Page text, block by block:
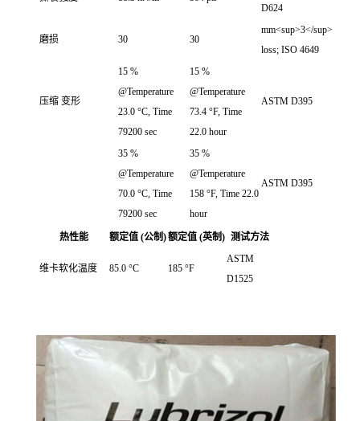
D624
磨损 30 30
mm<sup>3</sup>
loss; ISO 4649
压缩 变形
15 %
@Temperature
23.0 °C, Time
79200 sec
15 %
@Temperature
73.4 °F, Time
22.0 hour
ASTM D395
35 %
@Temperature
70.0 °C, Time
79200 sec
35 %
@Temperature
158 °F, Time 22.0
hour
ASTM D395
热性能 额定值 (公制)额定值 (英制) 测试方法
维卡软化温度 85.0 °C 185 °F
ASTM
D1525